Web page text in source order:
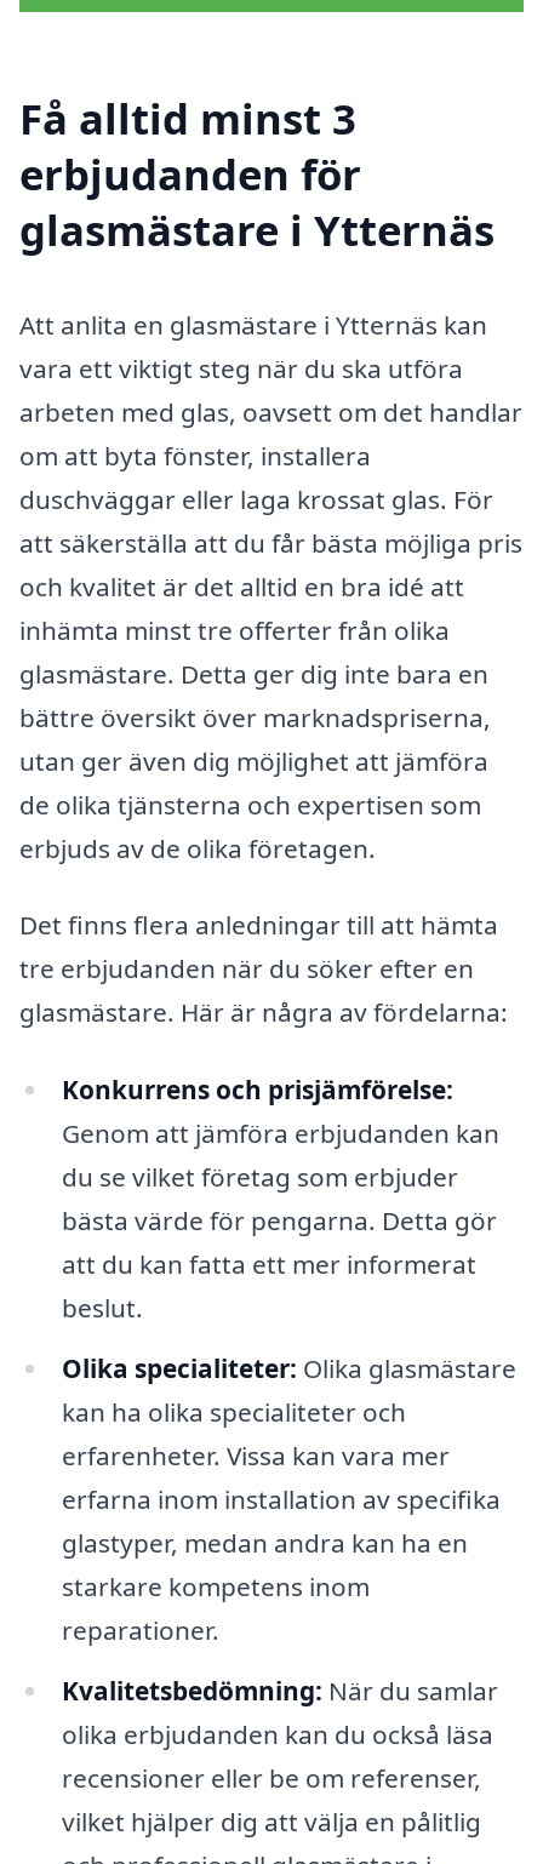
Få alltid minst 3
erbjudanden för
glasmästare i Ytternäs
Att anlita en glasmästare i Ytternäs kan
vara ett viktigt steg när du ska utföra
arbeten med glas, oavsett om det handlar
om att byta fönster, installera
duschväggar eller laga krossat glas. För
att säkerställa att du får bästa möjliga pris
och kvalitet är det alltid en bra idé att
inhämta minst tre offerter från olika
glasmästare. Detta ger dig inte bara en
bättre översikt över marknadspriserna,
utan ger även dig möjlighet att jämföra
de olika tjänsterna och expertisen som
erbjuds av de olika företagen.
Det finns flera anledningar till att hämta
tre erbjudanden när du söker efter en
glasmästare. Här är några av fördelarna:
Konkurrens och prisjämförelse:
Genom att jämföra erbjudanden kan
du se vilket företag som erbjuder
bästa värde för pengarna. Detta gör
att du kan fatta ett mer informerat
beslut.
Olika specialiteter: Olika glasmästare
kan ha olika specialiteter och
erfarenheter. Vissa kan vara mer
erfarna inom installation av specifika
glastyper, medan andra kan ha en
starkare kompetens inom
reparationer.
Kvalitetsbedömning: När du samlar
olika erbjudanden kan du också läsa
recensioner eller be om referenser,
vilket hjälper dig att välja en pålitlig